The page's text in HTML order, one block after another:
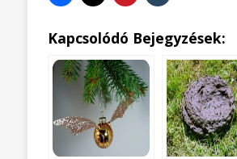
Kapcsolódó Bejegyzések: